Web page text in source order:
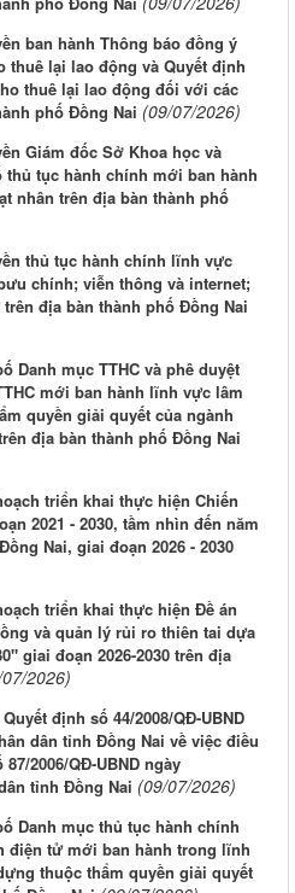
ban hành Thông báo đồng ý
thuê lại lao động và Quyết định
thuê lại lao động đối với các
phố Đồng Nai (09/07/2026)
Giám đốc Sở Khoa học và
tục hành chính mới ban hành
nhân trên địa bàn thành phố
thủ tục hành chính lĩnh vực
chính; viễn thông và internet;
địa bàn thành phố Đồng Nai
Danh mục TTHC và phê duyệt
mới ban hành lĩnh vực lâm
quyền giải quyết của ngành
địa bàn thành phố Đồng Nai
triển khai thực hiện Chiến
2021 - 2030, tầm nhìn đến năm
Nai, giai đoạn 2026 - 2030
triển khai thực hiện Đề án
và quản lý rủi ro thiên tai dựa
giai đoạn 2026-2030 trên địa
2026)
định số 44/2008/QĐ-UBND
dân tỉnh Đồng Nai về việc điều
2006/QĐ-UBND ngày
tỉnh Đồng Nai (09/07/2026)
Danh mục thủ tục hành chính
điện tử mới ban hành trong lĩnh
thuộc thẩm quyền giải quyết